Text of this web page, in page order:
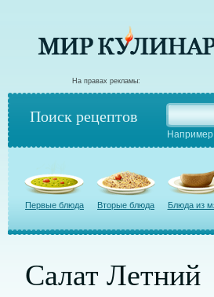
На правах рекламы:
Поиск рецептов
Первые блюда Вторые блюда Блюда из
Салат Летний